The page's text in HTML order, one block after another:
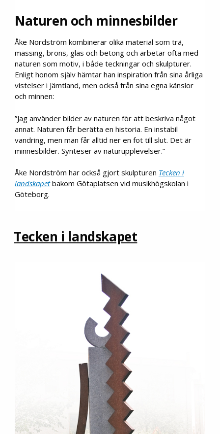
Naturen och minnesbilder
Åke Nordström kombinerar olika material som trä,
mässing, brons, glas och betong och arbetar ofta med
naturen som motiv, i både teckningar och skulpturer.
Enligt honom själv hämtar han inspiration från sina årliga
vistelser i Jämtland, men också från sina egna känslor
och minnen:
”Jag använder bilder av naturen för att beskriva något
annat. Naturen får berätta en historia. En instabil
vandring, men man får alltid ner en fot till slut. Det är
minnesbilder. Synteser av naturupplevelser.”
Åke Nordström har också gjort skulpturen Tecken i
landskapetbakom Götaplatsen vid musikhögskolan i
Göteborg.
Tecken i landskapet